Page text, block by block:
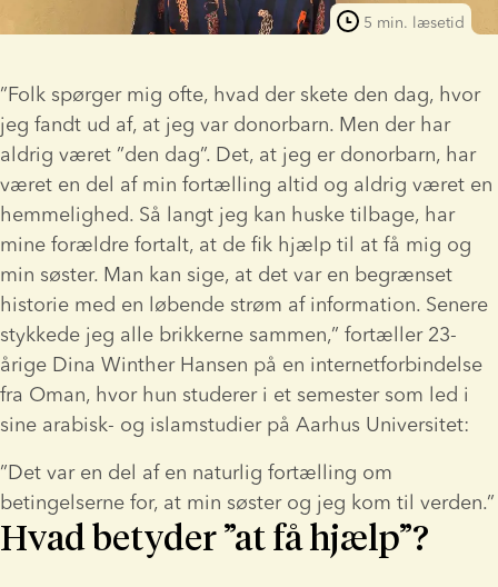
5 min. læsetid
”Folk spørger mig ofte, hvad der skete den dag, hvor
jeg fandt ud af, at jeg var donorbarn. Men der har
aldrig været ”den dag”. Det, at jeg er donorbarn, har
været en del af min fortælling altid og aldrig været en
hemmelighed. Så langt jeg kan huske tilbage, har
mine forældre fortalt, at de fik hjælp til at få mig og
min søster. Man kan sige, at det var en begrænset
historie med en løbende strøm af information. Senere
stykkede jeg alle brikkerne sammen,” fortæller 23-
årige Dina Winther Hansen på en internetforbindelse
fra Oman, hvor hun studerer i et semester som led i
sine arabisk- og islamstudier på Aarhus Universitet:
”Det var en del af en naturlig fortælling om
betingelserne for, at min søster og jeg kom til verden.”
Hvad betyder ”at få hjælp”?